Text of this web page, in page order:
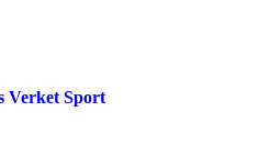
Verket Sport